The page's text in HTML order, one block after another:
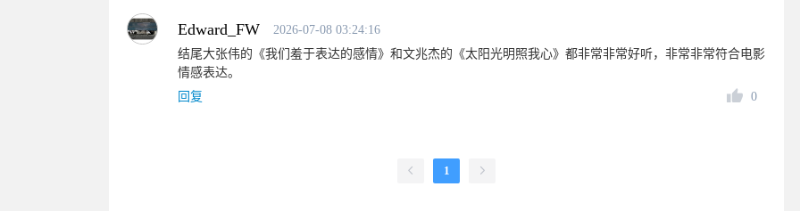
Edward_FW
2026-07-08 03:24:16
结尾大张伟的《我们羞于表达的感情》和文兆杰的《太阳光明照我心》都非常非常好听，非常非常符合电影
情感表达。
回复
0
1